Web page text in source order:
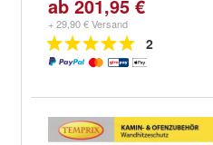
Kaminglas doppelt gebogen
für:Wamsler Norden
Norden + Dichtungsset
10x2mm - 3 M ,Wamsler
ab 201,95 €
+ 29,90 € Versand
2